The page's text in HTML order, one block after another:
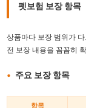
펫보험 보장 항목
상품마다 보장 범위가
전 보장 내용을 꼼꼼히
주요 보장 항목
항목